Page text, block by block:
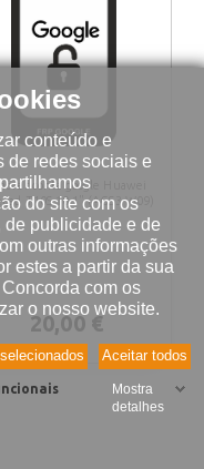
conteúdo e
de redes sociais e
do site com os
publicidade e de
outras informações
estes a partir da sua
com os
o nosso website.
Aceitar todos
Mostra
detalhes
conta google Huawei
T10S 10.1" (AGS3-W09)
20,00 €